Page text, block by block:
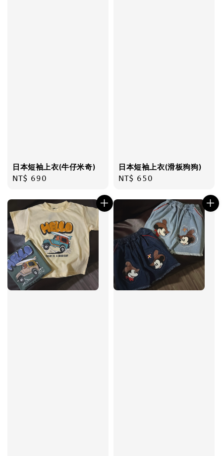
日本短袖上衣(牛仔米奇)
Regular
NT$ 690
日本短袖上衣(滑板狗狗)
Regular
NT$ 650